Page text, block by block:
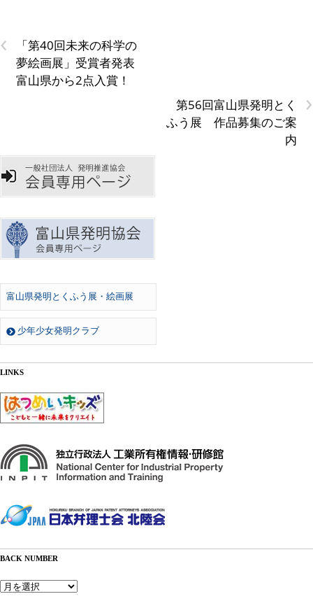
‹
「第40回未来の科学の
夢絵画展」受賞者発表
富山県から2点入賞！
›
第56回富山県発明とく
ふう展 作品募集のご案
内
富山県発明とくふう展・絵画展
少年少女発明クラブ
LINKS
BACK NUMBER
Back